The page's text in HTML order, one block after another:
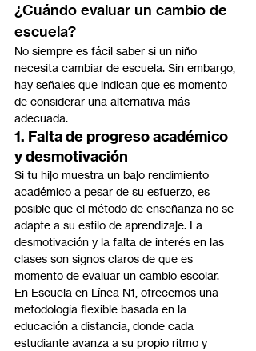
¿Cuándo evaluar un cambio de
escuela?
No siempre es fácil saber si un niño
necesita cambiar de escuela. Sin embargo,
hay señales que indican que es momento
de considerar una alternativa más
adecuada.
1. Falta de progreso académico
y desmotivación
Si tu hijo muestra un bajo rendimiento
académico a pesar de su esfuerzo, es
posible que el método de enseñanza no se
adapte a su estilo de aprendizaje. La
desmotivación y la falta de interés en las
clases son signos claros de que es
momento de evaluar un cambio escolar.
En Escuela en Línea N1, ofrecemos una
metodología flexible basada en la
educación a distancia, donde cada
estudiante avanza a su propio ritmo y